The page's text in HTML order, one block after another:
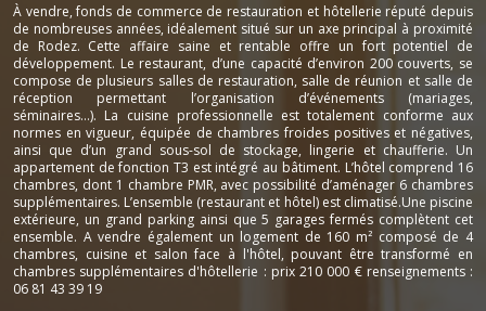
Bail :commercial
Echéance du bail :2029-01-31
Loyer HT :3 572 € / mois
Activités
type d'activité :- Restaurant - Hôtel
Réf: 892
À vendre, fonds de commerce de restauration et hôtellerie réputé depuis
de nombreuses années, idéalement situé sur un axe principal à proximité
de Rodez. Cette affaire saine et rentable offre un fort potentiel de
développement. Le restaurant, d’une capacité d’environ 200 couverts, se
compose de plusieurs salles de restauration, salle de réunion et salle de
réception permettant l’organisation d’événements (mariages,
séminaires…). La cuisine professionnelle est totalement conforme aux
normes en vigueur, équipée de chambres froides positives et négatives,
ainsi que d’un grand sous-sol de stockage, lingerie et chaufferie. Un
appartement de fonction T3 est intégré au bâtiment. L’hôtel comprend 16
chambres, dont 1 chambre PMR, avec possibilité d’aménager 6 chambres
supplémentaires. L’ensemble (restaurant et hôtel) est climatisé.Une piscine
extérieure, un grand parking ainsi que 5 garages fermés complètent cet
ensemble. A vendre également un logement de 160 m² composé de 4
chambres, cuisine et salon face à l'hôtel, pouvant être transformé en
chambres supplémentaires d'hôtellerie : prix 210 000 € renseignements :
06 81 43 39 19